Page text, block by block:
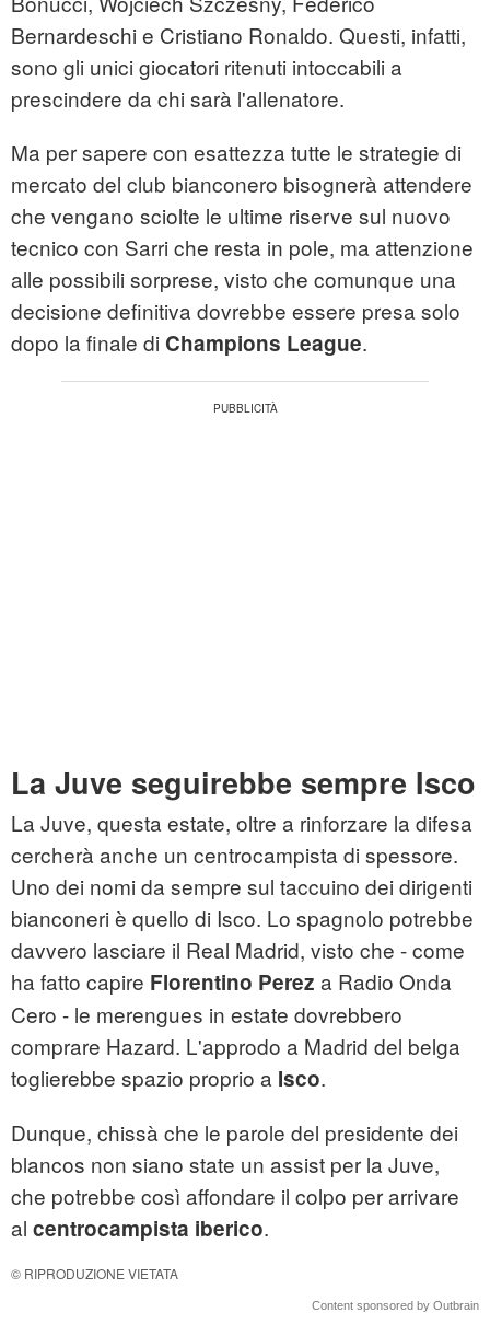
Bernardeschi e Cristiano Ronaldo. Questi, infatti,
sono gli unici giocatori ritenuti intoccabili a
prescindere da chi sarà l'allenatore.
Ma per sapere con esattezza tutte le strategie di
mercato del club bianconero bisognerà attendere
che vengano sciolte le ultime riserve sul nuovo
tecnico con Sarri che resta in pole, ma attenzione
alle possibili sorprese, visto che comunque una
decisione definitiva dovrebbe essere presa solo
dopo la finale di Champions League.
La Juve seguirebbe sempre Isco
La Juve, questa estate, oltre a rinforzare la difesa
cercherà anche un centrocampista di spessore.
Uno dei nomi da sempre sul taccuino dei dirigenti
bianconeri è quello di Isco. Lo spagnolo potrebbe
davvero lasciare il Real Madrid, visto che - come
ha fatto capire Florentino Perez a Radio Onda
Cero - le merengues in estate dovrebbero
comprare Hazard. L'approdo a Madrid del belga
toglierebbe spazio proprio a Isco.
Dunque, chissà che le parole del presidente dei
blancos non siano state un assist per la Juve,
che potrebbe così affondare il colpo per arrivare
al centrocampista iberico.
© RIPRODUZIONE VIETATA
Content sponsored by Outbrain